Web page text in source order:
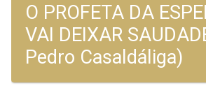
O PROFETA DA
VAI DEIXAR
Pedro Casaldáliga)